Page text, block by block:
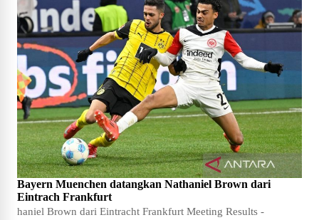
Bayern Muenchen datangkan Nathaniel Brown dari
Eintrach Frankfurt
haniel Brown dari Eintracht Frankfurt Meeting Results -